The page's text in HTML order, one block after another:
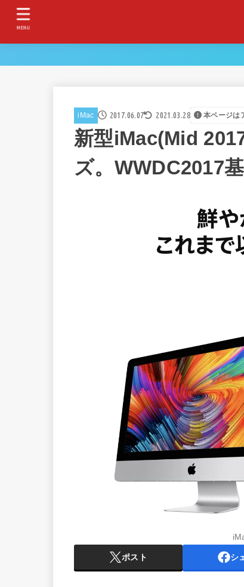
MENU
iMac 2017.06.07 2021.03.28 本ページは
新型iMac(Mid
ズ。WWDC2017
ポスト シ